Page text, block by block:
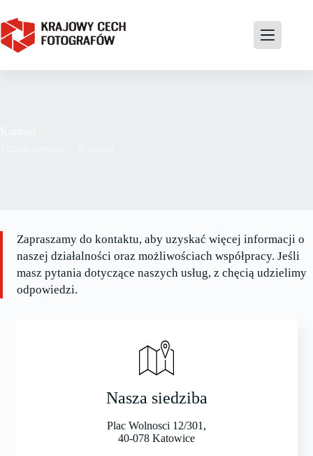
Zapraszamy do kontaktu, aby uzyskać więcej informacji o
naszej działalności oraz możliwościach współpracy. Jeśli
masz pytania dotyczące naszych usług, z chęcią udzielimy
odpowiedzi.
Nasza siedziba
Plac Wolnosci 12/301,
40-078 Katowice